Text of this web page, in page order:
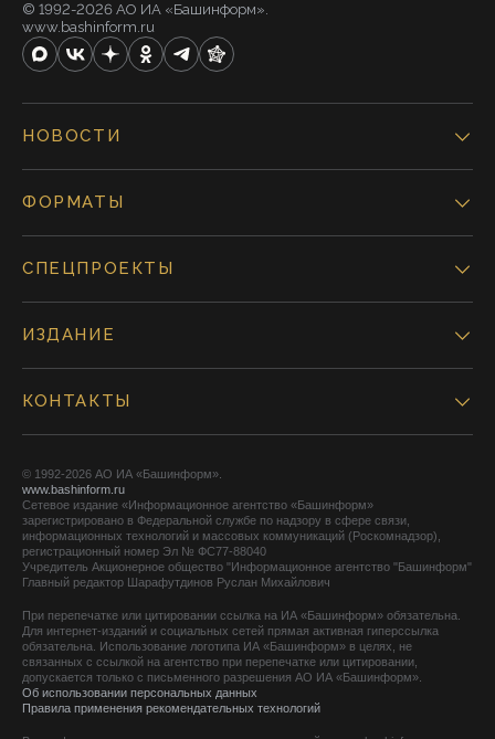
© 1992-2026 АО ИА «Башинформ».
www.bashinform.ru
НОВОСТИ
ФОРМАТЫ
СПЕЦПРОЕКТЫ
ИЗДАНИЕ
КОНТАКТЫ
© 1992-2026 АО ИА «Башинформ».
www.bashinform.ru
Сетевое издание «Информационное агентство «Башинформ»
зарегистрировано в Федеральной службе по надзору в сфере связи,
информационных технологий и массовых коммуникаций (Роскомнадзор),
регистрационный номер Эл № ФС77-88040
Учредитель Акционерное общество "Информационное агентство "Башинформ"
Главный редактор Шарафутдинов Руслан Михайлович
При перепечатке или цитировании ссылка на ИА «Башинформ» обязательна.
Для интернет-изданий и социальных сетей прямая активная гиперссылка
обязательна. Использование логотипа ИА «Башинформ» в целях, не
связанных с ссылкой на агентство при перепечатке или цитировании,
допускается только с письменного разрешения АО ИА «Башинформ».
Об использовании персональных данных
Правила применения рекомендательных технологий